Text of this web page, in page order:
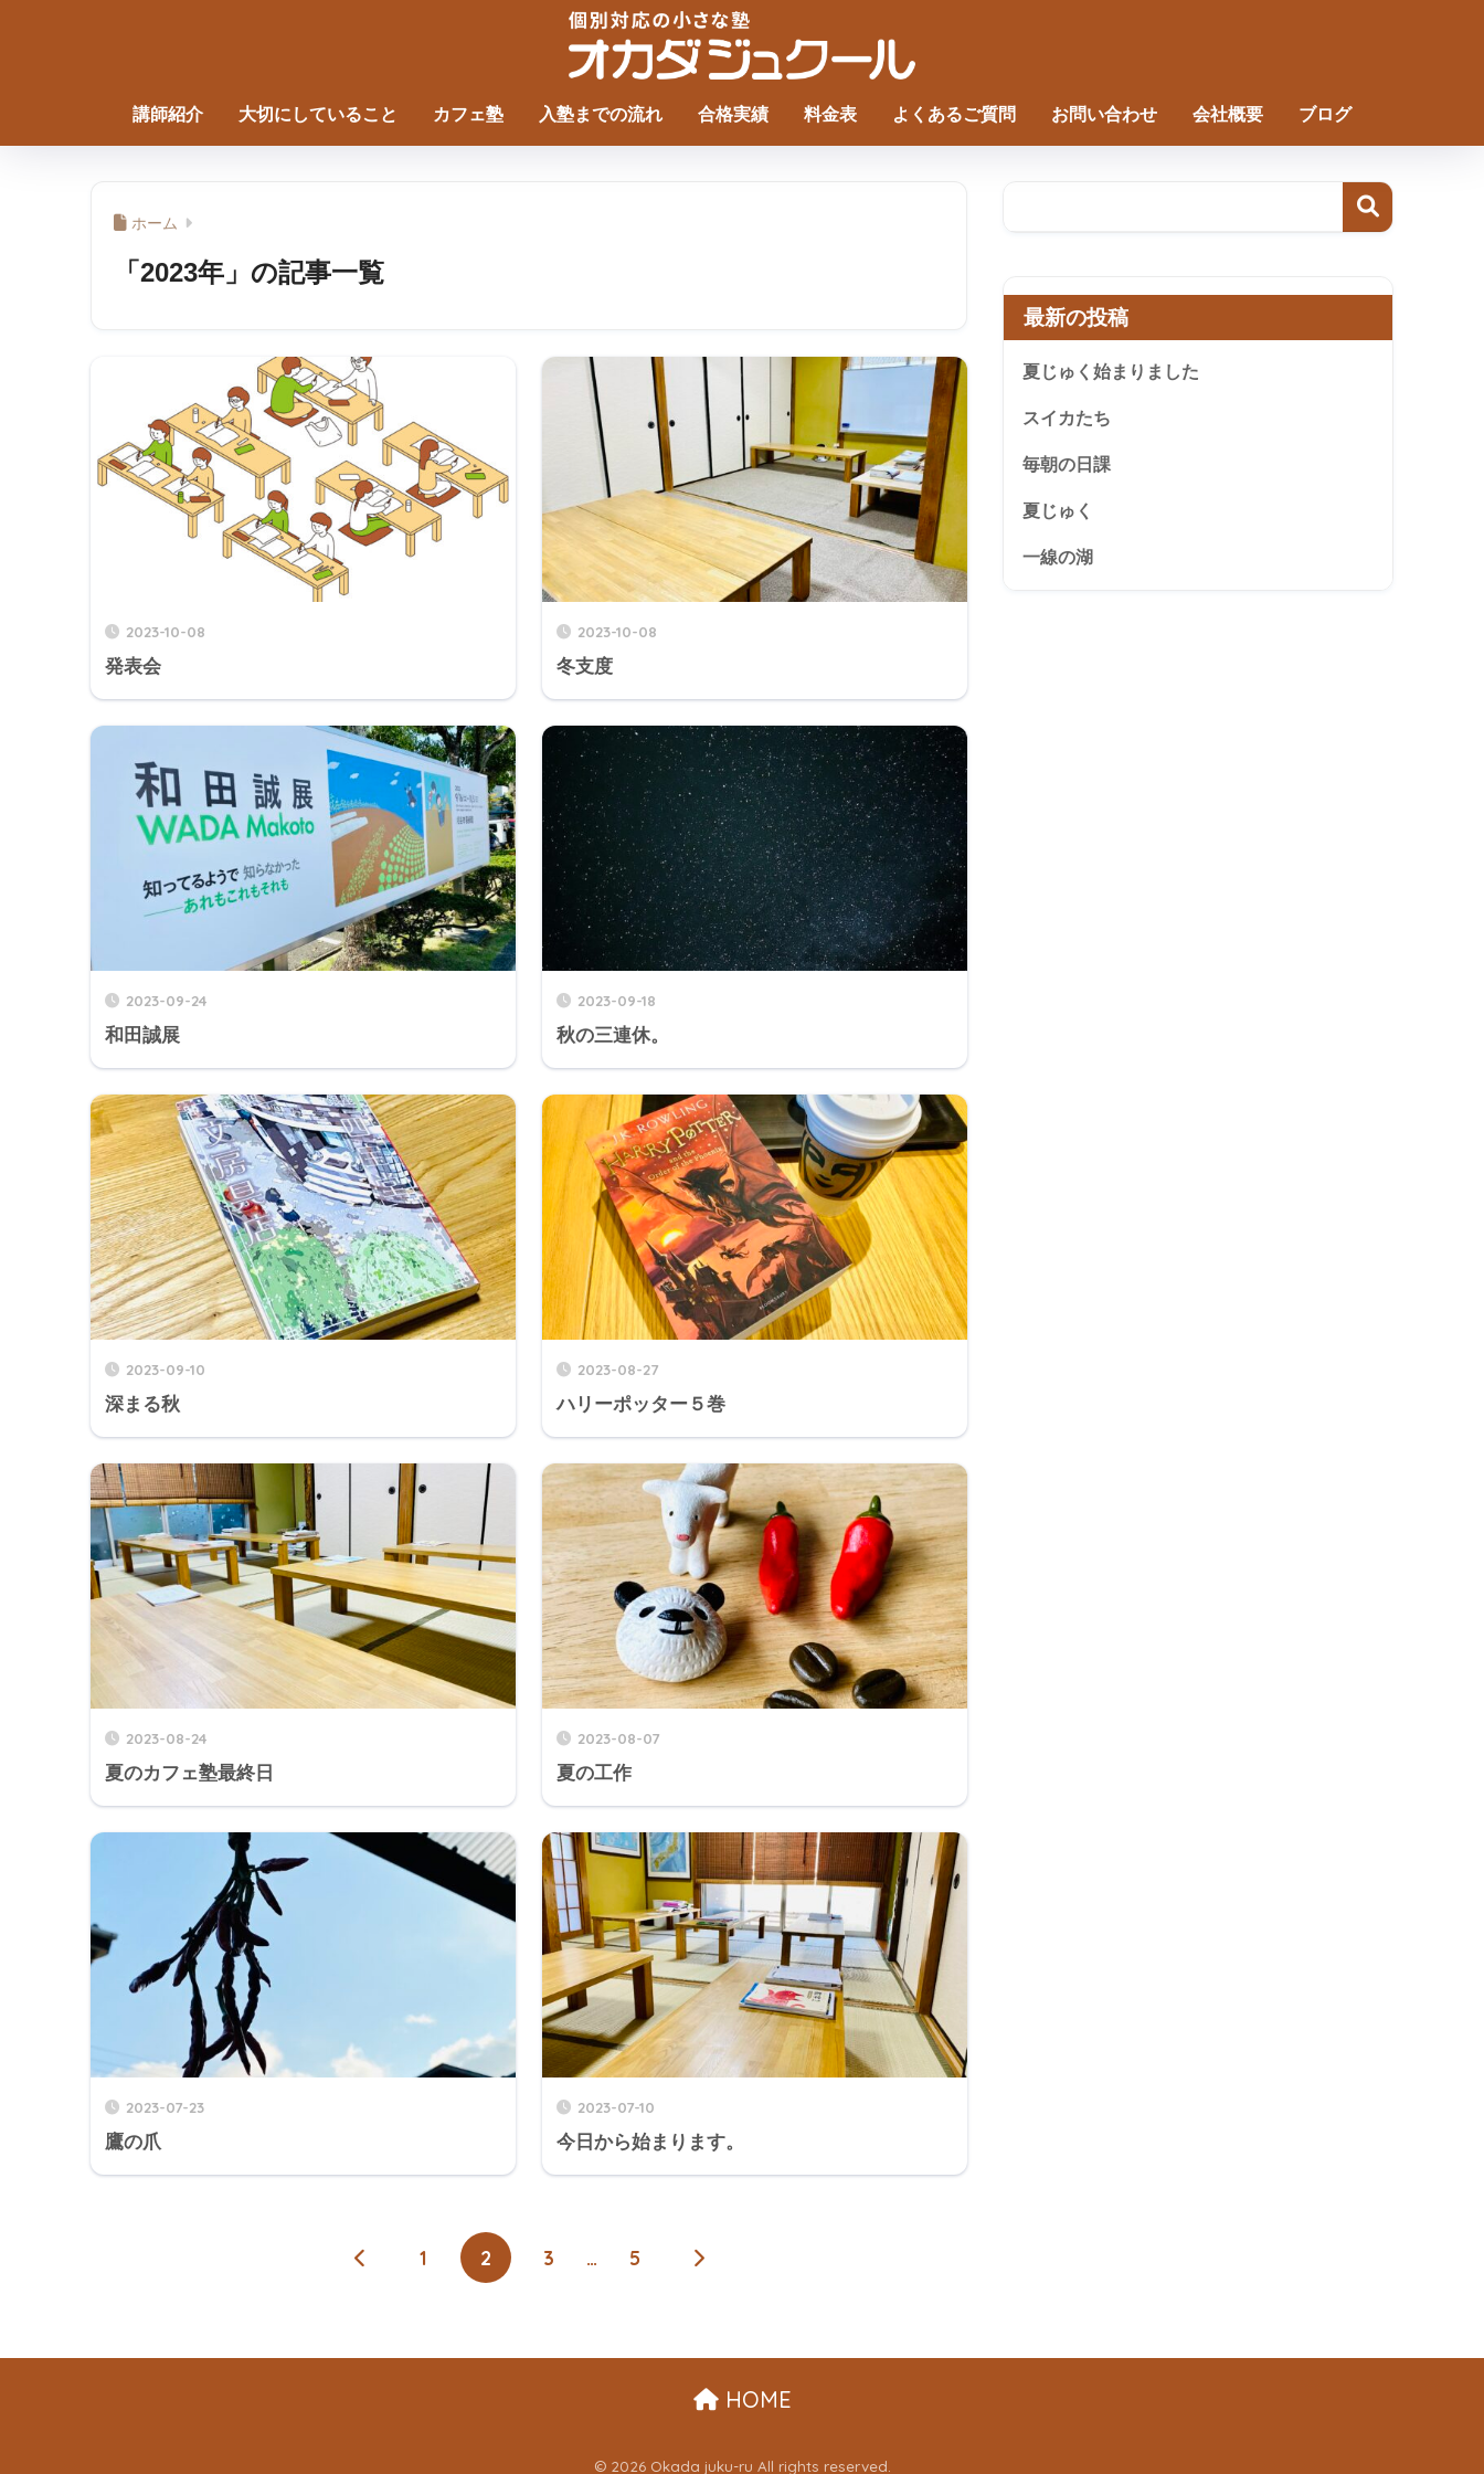
講師紹介 大切にしていること カフェ塾 入塾までの流れ 合格実績 料金表 よくあるご質問 お問い合わせ 会社概要 ブログ
ホーム
「2023年」の記事一覧
2023-10-08
発表会
2023-10-08
冬支度
2023-09-24
和田誠展
2023-09-18
秋の三連休。
2023-09-10
深まる秋
2023-08-27
ハリーポッター５巻
2023-08-24
夏のカフェ塾最終日
2023-08-07
夏の工作
2023-07-23
鷹の爪
2023-07-10
今日から始まります。
1 2 3 … 5
最新の投稿
夏じゅく始まりました
スイカたち
毎朝の日課
夏じゅく
一線の湖
HOME
© 2026 Okada juku-ru All rights reserved.